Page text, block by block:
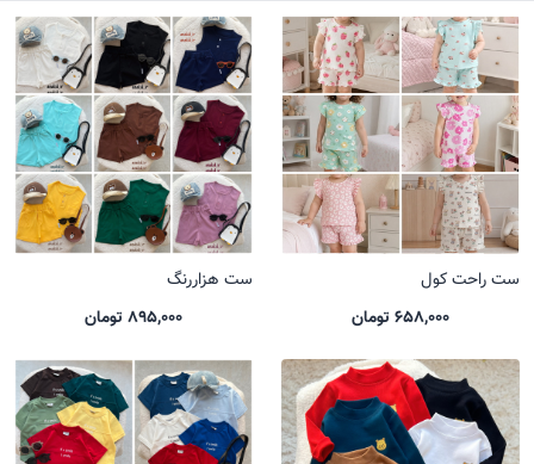
ست راحت کول
658,000 تومان
ست هزاررنگ
895,000 تومان